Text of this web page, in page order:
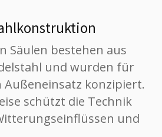
Säulen bestehen aus
und wurden für
konzipiert.
schützt die Technik
und